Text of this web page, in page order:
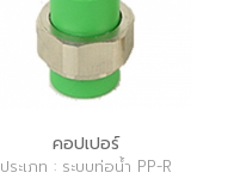
คอปเปอร์
ประเภท : ระบบท่อน้ำ PP-R